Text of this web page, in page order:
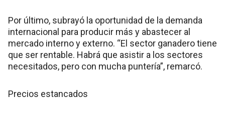
Por último, subrayó la oportunidad de la demanda
internacional para producir más y abastecer al
mercado interno y externo. “El sector ganadero tiene
que ser rentable. Habrá que asistir a los sectores
necesitados, pero con mucha puntería”, remarcó.
Precios estancados